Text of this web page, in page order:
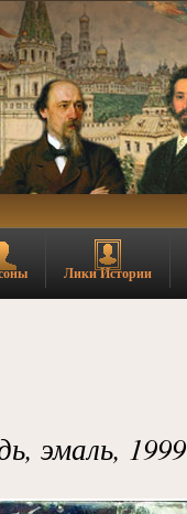
Лики Истории
эмаль, 1999